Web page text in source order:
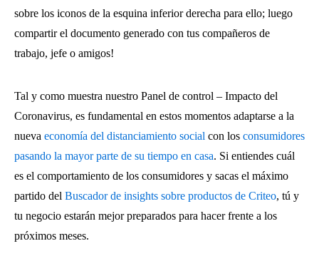
sobre los iconos de la esquina inferior derecha para ello; luego
compartir el documento generado con tus compañeros de
trabajo, jefe o amigos!
Tal y como muestra nuestro Panel de control – Impacto del
Coronavirus, es fundamental en estos momentos adaptarse a la
nueva economía del distanciamiento social con los consumidores
pasando la mayor parte de su tiempo en casa. Si entiendes cuál
es el comportamiento de los consumidores y sacas el máximo
partido del Buscador de insights sobre productos de Criteo, tú y
tu negocio estarán mejor preparados para hacer frente a los
próximos meses.